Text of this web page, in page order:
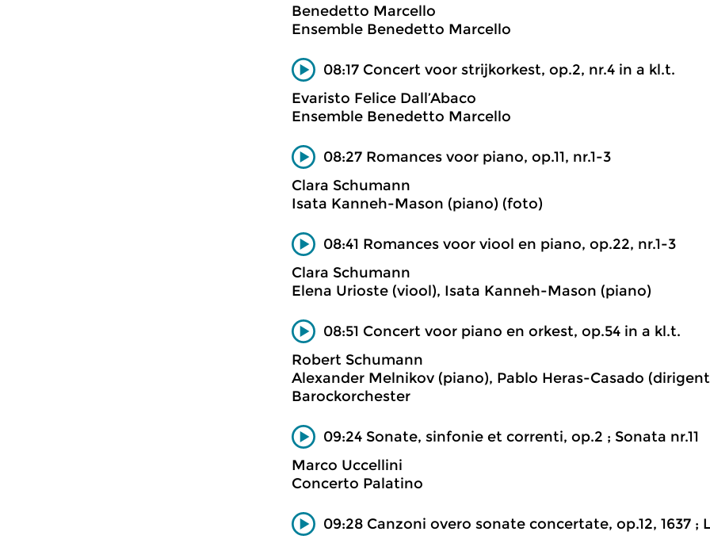
Benedetto Marcello
Ensemble Benedetto Marcello
08:17 Concert voor strijkorkest, op.2, nr.4 in a kl.t.
Evaristo Felice Dall’Abaco
Ensemble Benedetto Marcello
08:27 Romances voor piano, op.11, nr.1-3
Clara Schumann
Isata Kanneh-Mason (piano) (foto)
08:41 Romances voor viool en piano, op.22, nr.1-3
Clara Schumann
Elena Urioste (viool), Isata Kanneh-Mason (piano)
08:51 Concert voor piano en orkest, op.54 in a kl.t.
Robert Schumann
Alexander Melnikov (piano), Pablo Heras-Casado
Barockorchester
09:24 Sonate, sinfonie et correnti, op.2 ; Sonata nr.11
Marco Uccellini
Concerto Palatino
09:28 Canzoni overo sonate concertate, op.12, 1637 ;